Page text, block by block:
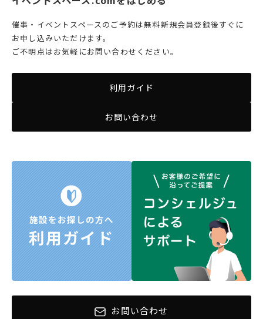
催事・イベントスペースのご予約は無料新規会員登録後すぐに
お申し込みいただけます。
ご不明点はお気軽にお問い合わせください。
利用ガイド
お問い合わせ
お問い合わせ